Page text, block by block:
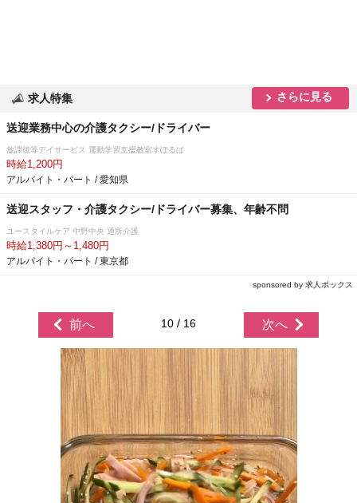
求人特集 さらに見る
送迎業務中心の介護タクシー/ドライバー
放課後等デイサービス 運動学習支援教室すぽるば
時給1,200円
アルバイト・パート / 愛知県
送迎スタッフ・介護タクシー/ドライバー募集、年齢不問
ユースタイルケア 中野中央 通所介護
時給1,380円～1,480円
アルバイト・パート / 東京都
sponsored by 求人ボックス
前へ 10 / 16 次へ